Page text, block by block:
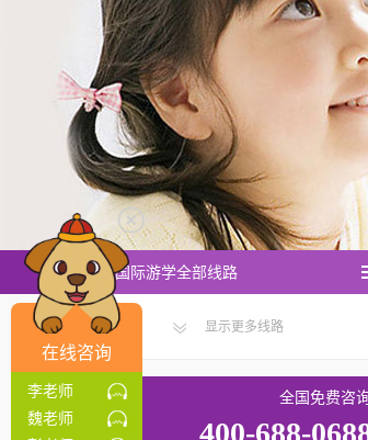
瑞思国际游学全部线路
显示更多线路
全国免费咨
400-688-
在线咨询
李老师
魏老师